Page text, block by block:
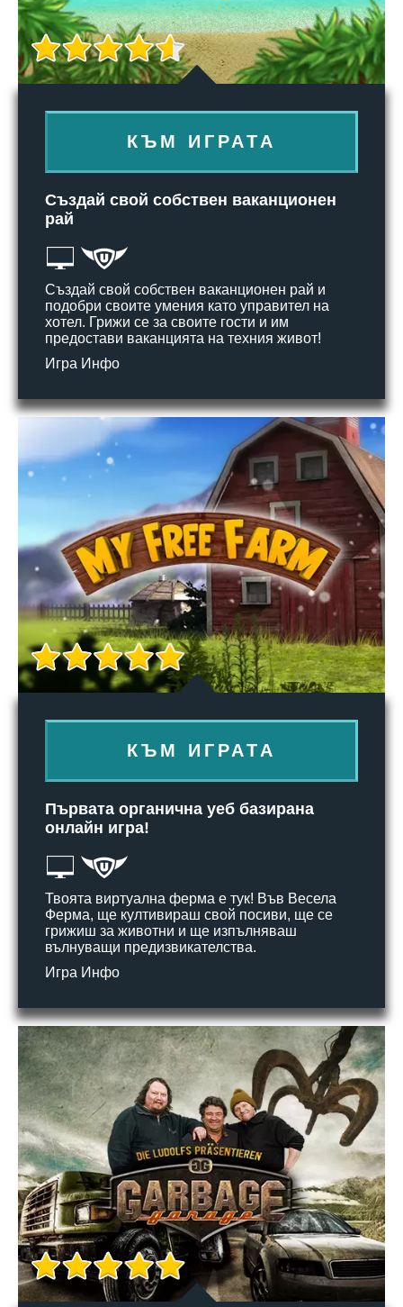
КЪМ ИГРАТА
Създай свой собствен ваканционен
рай
Създай свой собствен ваканционен рай и
подобри своите умения като управител на
хотел. Грижи се за своите гости и им
предостави ваканцията на техния живот!
Игра Инфо
КЪМ ИГРАТА
Първата органична уеб базирана
онлайн игра!
Твоята виртуална ферма е тук! Във Весела
Ферма, ще култивираш свой посиви, ще се
грижиш за животни и ще изпълняваш
вълнуващи предизвикателства.
Игра Инфо